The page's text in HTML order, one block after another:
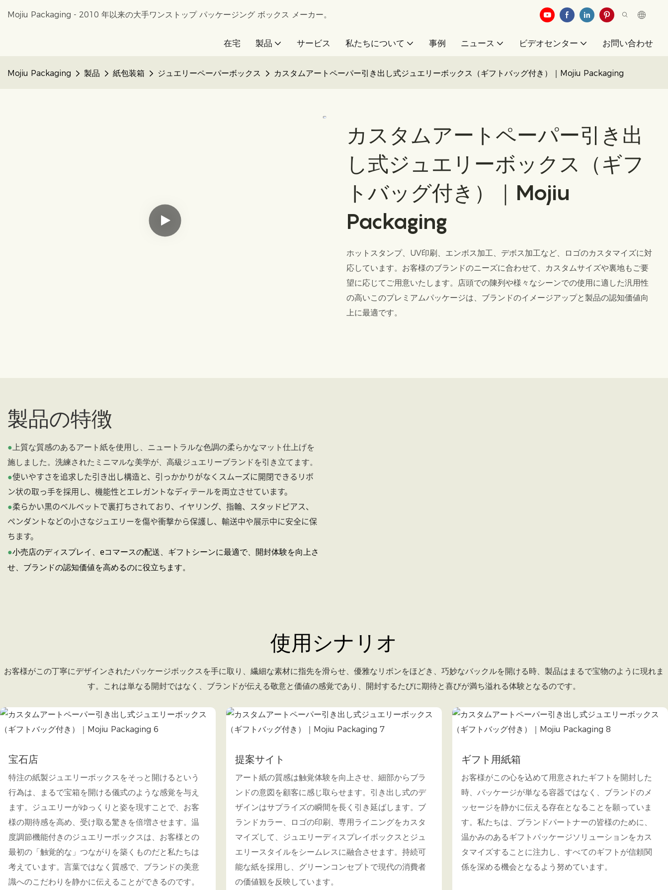
Mojiu Packaging - 2010 年以来の大手ワンストップ パッケージング ボックス メーカー。
在宅 製品 サービス 私たちについて 事例 ニュース ビデオセンター お問い合わせ
Mojiu Packaging 製品 紙包装箱 ジュエリーペーパーボックス カスタムアートペーパー引き出し式ジュエリーボックス（ギフトバッグ付き）｜Mojiu Packaging
カスタムアートペーパー引き出
し式ジュエリーボックス（ギフ
トバッグ付き）｜Mojiu
Packaging
ホットスタンプ、UV印刷、エンボス加工、デボス加工など、ロゴのカスタマイズに対
応しています。お客様のブランドのニーズに合わせて、カスタムサイズや裏地もご要
望に応じてご用意いたします。店頭での陳列や様々なシーンでの使用に適した汎用性
の高いこのプレミアムパッケージは、ブランドのイメージアップと製品の認知価値向
上に最適です。
製品の特徴
● 上質な質感のあるアート紙を使用し、ニュートラルな色調の柔らかなマット仕上げを
施しました。洗練されたミニマルな美学が、高級ジュエリーブランドを引き立てます。
●使いやすさを追求した引き出し構造と、引っかかりがなくスムーズに開閉できるリボ
ン状の取っ手を採用し、機能性とエレガントなディテールを両立させています。
●柔らかい黒のベルベットで裏打ちされており、イヤリング、指輪、スタッドピアス、
ペンダントなどの小さなジュエリーを傷や衝撃から保護し、輸送中や展示中に安全に保
ちます。
●小売店のディスプレイ、eコマースの配送、ギフトシーンに最適で、開封体験を向上さ
せ、ブランドの認知価値を高めるのに役立ちます。
使用シナリオ
お客様がこの丁寧にデザインされたパッケージボックスを手に取り、繊細な素材に指先を滑らせ、優雅なリボンをほどき、巧妙なバックルを開ける時、製品はまるで宝物のように現れま
す。これは単なる開封ではなく、ブランドが伝える敬意と価値の感覚であり、開封するたびに期待と喜びが満ち溢れる体験となるのです。
宝石店
特注の紙製ジュエリーボックスをそっと開けるという
行為は、まるで宝箱を開ける儀式のような感覚を与え
ます。ジュエリーがゆっくりと姿を現すことで、お客
様の期待感を高め、受け取る驚きを倍増させます。温
度調節機能付きのジュエリーボックスは、お客様との
最初の「触覚的な」つながりを築くものだと私たちは
考えています。言葉ではなく質感で、ブランドの美意
識へのこだわりを静かに伝えることができるのです。
提案サイト
アート紙の質感は触覚体験を向上させ、細部からブラ
ンドの意図を顧客に感じ取らせます。引き出し式のデ
ザインはサプライズの瞬間を長く引き延ばします。ブ
ランドカラー、ロゴの印刷、専用ライニングをカスタ
マイズして、ジュエリーディスプレイボックスとジュ
エリースタイルをシームレスに融合させます。持続可
能な紙を採用し、グリーンコンセプトで現代の消費者
の価値観を反映しています。
ギフト用紙箱
お客様がこの心を込めて用意されたギフトを開封した
時、パッケージが単なる容器ではなく、ブランドのメ
ッセージを静かに伝える存在となることを願っていま
す。私たちは、ブランドパートナーの皆様のために、
温かみのあるギフトパッケージソリューションをカス
タマイズすることに注力し、すべてのギフトが信頼関
係を深める機会となるよう努めています。